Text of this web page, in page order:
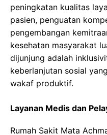
peningkatan kualitas
pasien, penguatan
pengembangan
kesehatan masyarakat
dijunjung adalah
keberlanjutan sosial
wakaf produktif.
Layanan Medis dan
Rumah Sakit Mata